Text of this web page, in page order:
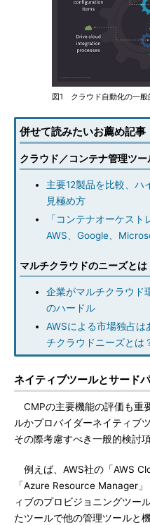
図1 クラウド自動化の一般
併せて読みたいお薦め記事
クラウド／コンテナ管理ツー
主要12製品を比較、ハ
見極め方
「コンテナオーケス
AWS、Google、
マルチクラウドのニーズとは
企業がマルチクラウド
のハードル
AWSによる市場独占
チクラウドニーズとは
ネイティブツールとサード
CMPの主要機能の評価も重
ルかプロバイダーネイティブ
その際考慮すべき一般的検討
例えば、AWS社の「AWS
「Azure Resource Manager
ィブのプロビジョニングツー
たツールで他の管理ツールと